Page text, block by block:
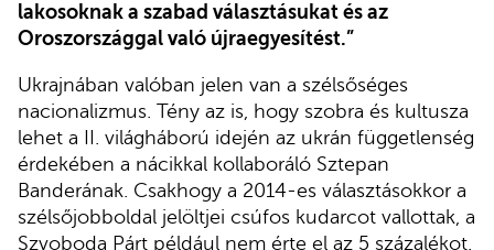
lakosoknak a szabad választásukat és az
Oroszországgal való újraegyesítést.”
Ukrajnában valóban jelen van a szélsőséges
nacionalizmus. Tény az is, hogy szobra és kultusza
lehet a II. világháború idején az ukrán függetlenség
érdekében a nácikkal kollaboráló Sztepan
Banderának. Csakhogy a 2014-es választásokkor a
szélsőjobboldal jelöltjei csúfos kudarcot vallottak, a
Szvoboda Párt például nem érte el az 5 százalékot.